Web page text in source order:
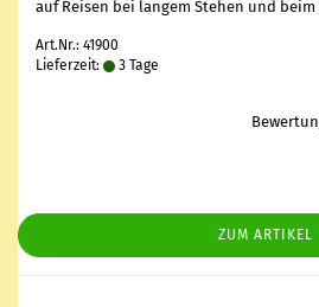
auf Rei­sen bei lan­gem Ste­hen und beim
Art.Nr.: 41900
Lieferzeit:
3 Tage
ZUM ARTIKEL